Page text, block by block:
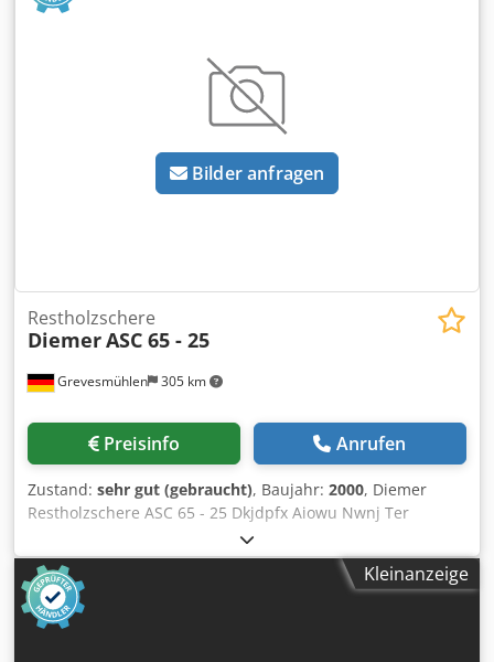
Bilder anfragen
Grevesmühlen 305 km
Restholzschere
DiemerASC 65 - 25
Preisinfo Anrufen
Zustand: sehr gut (gebraucht), Baujahr: 2000, Diemer
Restholzschere ASC 65 - 25 Dkjdpfx Aiowu Nwnj Ter
Einlaufabmessung 650mm x 250mm mit Einlaufvibrorinne
Kleinanzeige